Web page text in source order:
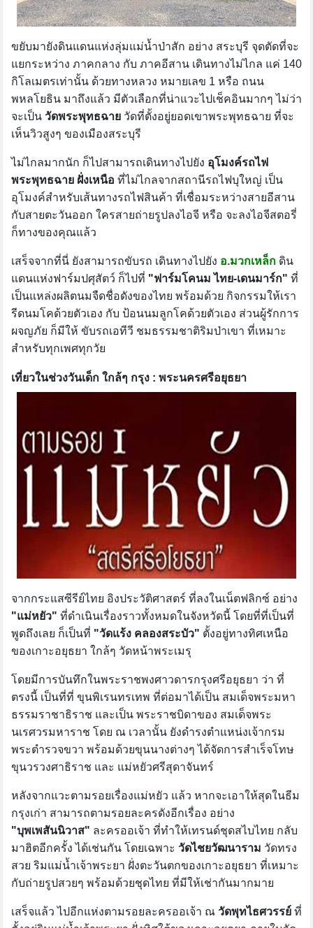
ขยับมายังดินแดนแห่งลุ่มแม่น้ำป่าสัก อย่าง สระบุรี จุดตัดที่จะ
แยกระหว่าง ภาคกลาง กับ ภาคอีสาน เดินทางไม่ไกล แค่ 140
กิโลเมตรเท่านั้น ด้วยทางหลวง หมายเลข 1 หรือ ถนน
พหลโยธิน มาถึงแล้ว มีตัวเลือกที่น่าแวะไปเช็คอินมากๆ ไม่ว่า
จะเป็น วัดพระพุทธฉาย วัดที่ตั้งอยู่ยอดเขาพระพุทธฉาย ที่จะ
เห็นวิวสูงๆ ของเมืองสระบุรี
ไม่ไกลมากนัก ก็ไปสามารถเดินทางไปยัง อุโมงค์รถไฟ
พระพุทธฉาย ฝั่งเหนือ ที่ไม่ไกลจากสถานีรถไฟบุใหญ่ เป็น
อุโมงค์สำหรับเส้นทางรถไฟสินค้า ที่เชื่อมระหว่างสายอีสาน
กับสายตะวันออก ใครสายถ่ายรูปลงไอจี หรือ จะลงไอจีสตอรี่
ก็ทางของคุณแล้ว
เสร็จจากที่นี่ ยังสามารถขับรถ เดินทางไปยัง อ.มวกเหล็ก ดิน
แดนแห่งฟาร์มปศุสัตว์ ก็ไปที่ "ฟาร์มโคนม ไทย-เดนมาร์ก" ที่
เป็นแหล่งผลิตนมจืดชื่อดังของไทย พร้อมด้วย กิจกรรมให้เรา
รีดนมโคด้วยตัวเอง กับ ป้อนนมลูกโคด้วยตัวเอง ส่วนผู้รักการ
ผจญภัย ก็มีให้ ขับรถเอทีวี ชมธรรมชาติริมป่าเขา ที่เหมาะ
สำหรับทุกเพศทุกวัย
เที่ยวในช่วงวันเด็ก ใกล้ๆ กรุง : พระนครศรีอยุธยา
จากกระแสซีรีย์ไทย อิงประวัติศาสตร์ ที่ลงในเน็ตฟลิกซ์ อย่าง
"แม่หยัว" ที่ดำเนินเรื่องราวทั้งหมดในจังหวัดนี้ โดยที่ที่เป็นที่
พูดถึงเลย ก็เป็นที่ "วัดแร้ง คลองสระบัว" ตั้งอยู่ทางทิศเหนือ
ของเกาะอยุธยา ใกล้ๆ วัดหน้าพระเมรุ
โดยมีการบันทึกในพระราชพงศาวดารกรุงศรีอยุธยา ว่า ที่
ตรงนี้ เป็นที่ที่ ขุนพิเรนทรเทพ ที่ต่อมาได้เป็น สมเด็จพระมหา
ธรรมราชาธิราช และเป็น พระราชบิดาของ สมเด็จพระ
นเรศวรมหาราช โดย ณ เวลานั้น ยังดำรงตำแหน่งเจ้ากรม
พระตำรวจขวา พร้อมด้วยขุนนางต่างๆ ได้จัดการสำเร็จโทษ
ขุนวรวงศาธิราช และ แม่หยัวศรีสุดาจันทร์
หลังจากแวะตามรอยเรื่องแม่หยัว แล้ว หากจะเอาให้สุดในธีม
กรุงเก่า สามารถตามรอยละครดังอีกเรื่อง อย่าง
"บุพเพสันนิวาส" ละครออเจ้า ที่ทำให้เทรนด์ชุดสไบไทย กลับ
มาฮิตอีกครั้ง ได้เช่นกัน โดยเฉพาะ วัดไชยวัฒนาราม วัดทรง
สวย ริมแม่น้ำเจ้าพระยา ฝั่งตะวันตกของเกาะอยุธยา ที่เหมาะ
กับถ่ายรูปสวยๆ พร้อมด้วยชุดไทย ที่มีให้เช่ากันมากมาย
เสร็จแล้ว ไปอีกแห่งตามรอยละครออเจ้า ณ วัดพุทไธศวรรย์ ที่